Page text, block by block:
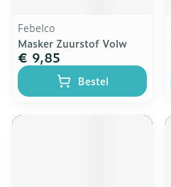
Febelco
Masker Zuurstof Volw
€ 9,85
Bestel